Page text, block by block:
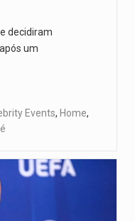
decidiram
um
Events, Home,